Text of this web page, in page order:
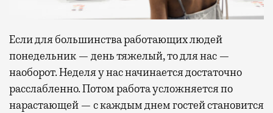
Если для большинства работающих людей
понедельник — день тяжелый, то для нас —
наоборот. Неделя у нас начинается достаточно
расслабленно. Потом работа усложняется по
нарастающей — с каждым днем гостей становится